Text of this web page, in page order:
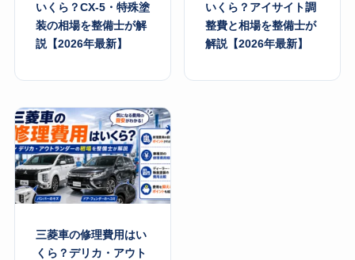
いくら？CX-5・特殊塗
装の相場を整備士が解
説【2026年最新】
いくら？アイサイト調
整費と相場を整備士が
解説【2026年最新】
三菱車の修理費用はい
くら？デリカ・アウト